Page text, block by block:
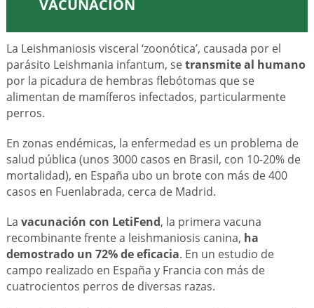
VACUNACIÓN
La Leishmaniosis visceral ‘zoonótica’, causada por el
parásito Leishmania infantum, setransmite al humano
por la picadura de hembras flebótomas que se
alimentan de mamíferos infectados, particularmente
perros.
En zonas endémicas, la enfermedad es un problema de
salud pública (unos 3000 casos en Brasil, con 10-20% de
mortalidad), en España ubo un brote con más de 400
casos en Fuenlabrada, cerca de Madrid.
La vacunación con LetiFend, la primera vacuna
recombinante frente a leishmaniosis canina, ha
demostrado un 72% de eficacia. En un estudio de
campo realizado en España y Francia con más de
cuatrocientos perros de diversas razas.